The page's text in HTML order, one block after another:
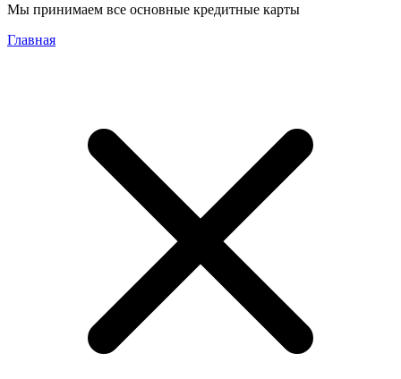
Мы принимаем все основные кредитные карты
Главная